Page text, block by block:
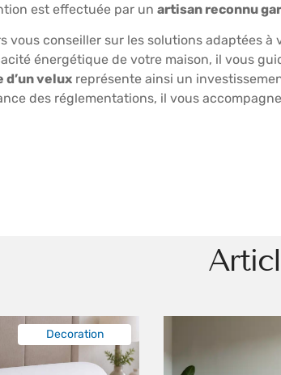
est effectuée par un artisan reconnu
vous conseiller sur les solutions adaptées
énergétique de votre maison, il vous
velux représente ainsi un
des réglementations, il vous
Decoration